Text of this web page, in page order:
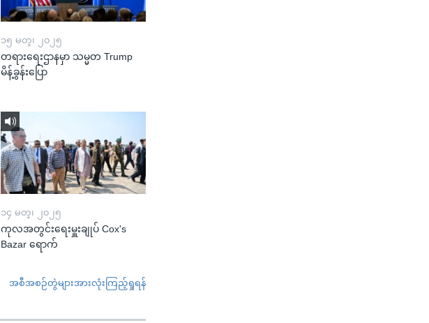
၁၅ မတ္၊ ၂၀၂၅
တရားရေးဌာနမှာ သမ္မတ Trump
မိန့်ခွန်းပြော
၁၄ မတ္၊ ၂၀၂၅
ကုလအတွင်းရေးမှူးချုပ် Cox's
Bazar ရောက်
အစီအစဉ်တွဲများအားလုံးကြည့်ရှုရန်